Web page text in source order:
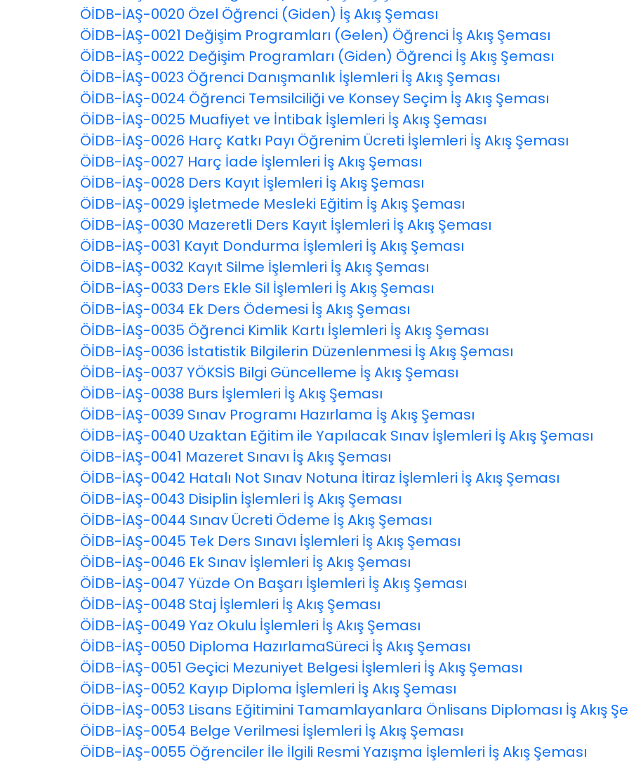
ÖİDB-İAŞ-0020 Özel Öğrenci (Giden) İş Akış Şeması
ÖİDB-İAŞ-0021 Değişim Programları (Gelen) Öğrenci İş Akış Şeması
ÖİDB-İAŞ-0022 Değişim Programları (Giden) Öğrenci İş Akış Şeması
ÖİDB-İAŞ-0023 Öğrenci Danışmanlık İşlemleri İş Akış Şeması
ÖİDB-İAŞ-0024 Öğrenci Temsilciliği ve Konsey Seçim İş Akış Şeması
ÖİDB-İAŞ-0025 Muafiyet ve İntibak İşlemleri İş Akış Şeması
ÖİDB-İAŞ-0026 Harç Katkı Payı Öğrenim Ücreti İşlemleri İş Akış Şeması
ÖİDB-İAŞ-0027 Harç İade İşlemleri İş Akış Şeması
ÖİDB-İAŞ-0028 Ders Kayıt İşlemleri İş Akış Şeması
ÖİDB-İAŞ-0029 İşletmede Mesleki Eğitim İş Akış Şeması
ÖİDB-İAŞ-0030 Mazeretli Ders Kayıt İşlemleri İş Akış Şeması
ÖİDB-İAŞ-0031 Kayıt Dondurma İşlemleri İş Akış Şeması
ÖİDB-İAŞ-0032 Kayıt Silme İşlemleri İş Akış Şeması
ÖİDB-İAŞ-0033 Ders Ekle Sil İşlemleri İş Akış Şeması
ÖİDB-İAŞ-0034 Ek Ders Ödemesi İş Akış Şeması
ÖİDB-İAŞ-0035 Öğrenci Kimlik Kartı İşlemleri İş Akış Şeması
ÖİDB-İAŞ-0036 İstatistik Bilgilerin Düzenlenmesi İş Akış Şeması
ÖİDB-İAŞ-0037 YÖKSİS Bilgi Güncelleme İş Akış Şeması
ÖİDB-İAŞ-0038 Burs İşlemleri İş Akış Şeması
ÖİDB-İAŞ-0039 Sınav Programı Hazırlama İş Akış Şeması
ÖİDB-İAŞ-0040 Uzaktan Eğitim ile Yapılacak Sınav İşlemleri İş Akış Şeması
ÖİDB-İAŞ-0041 Mazeret Sınavı İş Akış Şeması
ÖİDB-İAŞ-0042 Hatalı Not Sınav Notuna İtiraz İşlemleri İş Akış Şeması
ÖİDB-İAŞ-0043 Disiplin İşlemleri İş Akış Şeması
ÖİDB-İAŞ-0044 Sınav Ücreti Ödeme İş Akış Şeması
ÖİDB-İAŞ-0045 Tek Ders Sınavı İşlemleri İş Akış Şeması
ÖİDB-İAŞ-0046 Ek Sınav İşlemleri İş Akış Şeması
ÖİDB-İAŞ-0047 Yüzde On Başarı İşlemleri İş Akış Şeması
ÖİDB-İAŞ-0048 Staj İşlemleri İş Akış Şeması
ÖİDB-İAŞ-0049 Yaz Okulu İşlemleri İş Akış Şeması
ÖİDB-İAŞ-0050 Diploma HazırlamaSüreci İş Akış Şeması
ÖİDB-İAŞ-0051 Geçici Mezuniyet Belgesi İşlemleri İş Akış Şeması
ÖİDB-İAŞ-0052 Kayıp Diploma İşlemleri İş Akış Şeması
ÖİDB-İAŞ-0053 Lisans Eğitimini Tamamlayanlara Önlisans Diploması İş Akış
ÖİDB-İAŞ-0054 Belge Verilmesi İşlemleri İş Akış Şeması
ÖİDB-İAŞ-0055 Öğrenciler İle İlgili Resmi Yazışma İşlemleri İş Akış Şeması